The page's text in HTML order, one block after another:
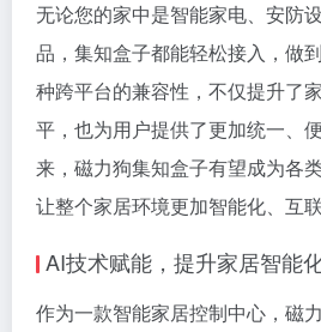
无论您的家中是智能家电、安防
品，集知盒子都能轻松接入，做
种跨平台的兼容性，不仅提升了
平，也为用户提供了更加统一、
来，磁力狗集知盒子有望成为各类
让整个家居环境更加智能化、互联
AI技术赋能，提升家居智能
作为一款智能家居控制中心，磁